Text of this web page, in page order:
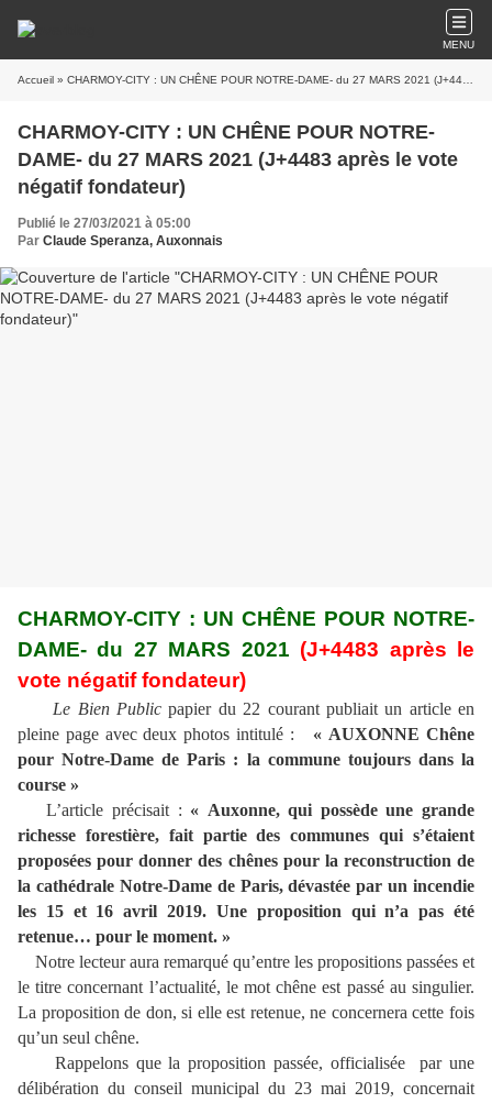
MENU
Accueil » CHARMOY-CITY : UN CHÊNE POUR NOTRE-DAME- du 27 MARS 2021 (J+4483 après le vote négatif fondateur)
CHARMOY-CITY : UN CHÊNE POUR NOTRE-
DAME- du 27 MARS 2021 (J+4483 après le vote
négatif fondateur)
Publié le 27/03/2021 à 05:00
Par Claude Speranza, Auxonnais
CHARMOY-CITY : UN CHÊNE POUR NOTRE-
DAME- du 27 MARS 2021 (J+4483 après le
vote négatif fondateur)
Le Bien Public papier du 22 courant publiait un article en
pleine page avec deux photos intitulé :
« AUXONNE Chêne
pour Notre-Dame de Paris : la commune toujours dans la
course »
L’article précisait : « Auxonne, qui possède une grande
richesse forestière, fait partie des communes qui s’étaient
proposées pour donner des chênes pour la reconstruction de
la cathédrale Notre-Dame de Paris, dévastée par un incendie
les 15 et 16 avril 2019. Une proposition qui n’a pas été
retenue… pour le moment. »
Notre lecteur aura remarqué qu’entre les propositions passées et
le titre concernant l’actualité, le mot chêne est passé au singulier.
La proposition de don, si elle est retenue, ne concernera cette fois
qu’un seul chêne.
Rappelons que la proposition passée, officialisée
par une
délibération du conseil municipal du 23 mai 2019, concernait